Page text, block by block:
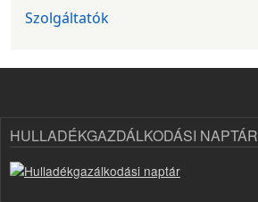
Szolgáltatók
HULLADÉKGAZDÁLKODÁSI NAPTÁR